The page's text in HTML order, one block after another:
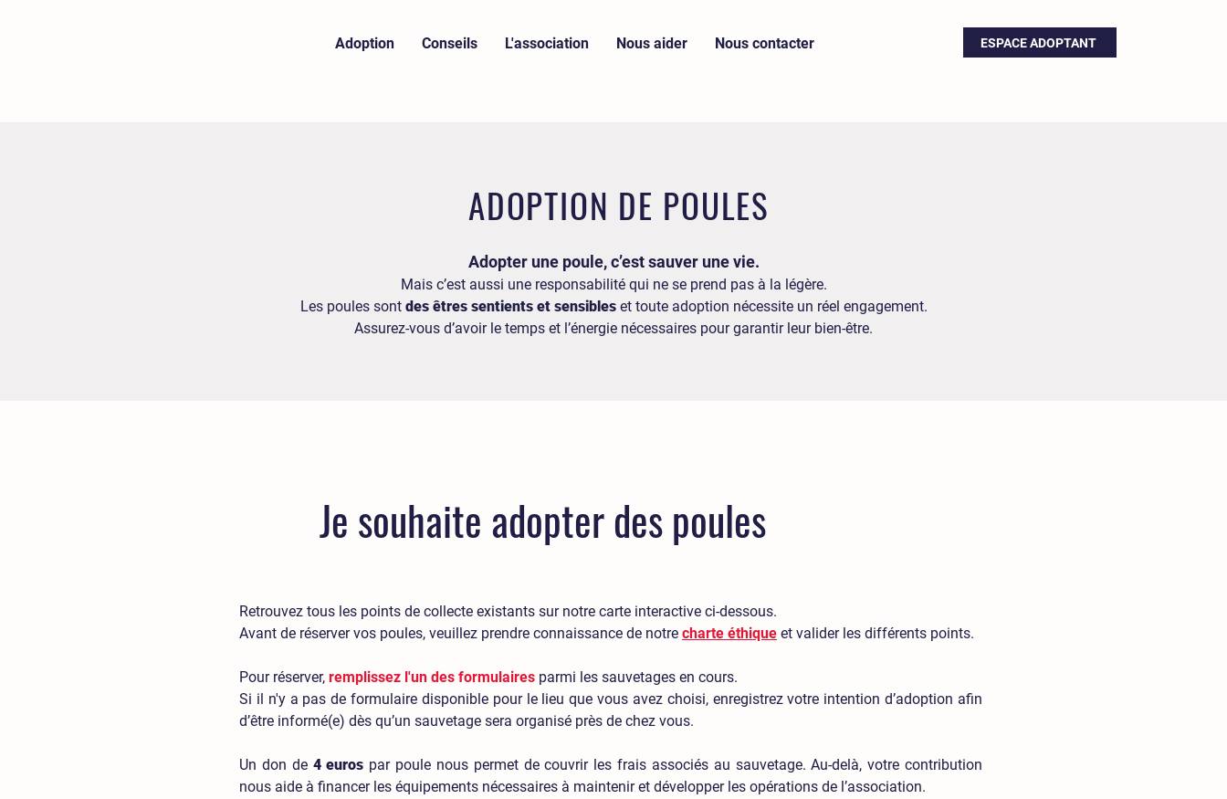
Adoption Conseils L'association Nous aider Nous contacter ESPACE ADOPTANT
ADOPTION DE POULES
Adopter une poule, c’est sauver une vie.
Mais c’est aussi une responsabilité qui ne se prend pas à la légère.
Les poules sont des êtres sentients et sensibleset toute adoption nécessite un réel engagement.
Assurez-vous d’avoir le temps et l’énergie nécessaires pour garantir leur bien-être.
Je souhaite adopter des poules
Retrouvez tous les points de collecte existants sur notre carte interactive ci-dessous.
Avant de réserver vos poules, veuillez prendre connaissance de notre charte éthique et valider les différents points.
Pour réserver, remplissez l'un des formulaires parmi les sauvetages en cours.
Si il n'y a pas de formulaire disponible pour le lieu que vous avez choisi, enregistrez votre intention d’adoption afin
d’être informé(e) dès qu’un sauvetage sera organisé près de chez vous.
Un don de 4 euros par poule nous permet de couvrir les frais associés au sauvetage. Au-delà, votre contribution
nous aide à financer les équipements nécessaires à maintenir et développer les opérations de l’association.